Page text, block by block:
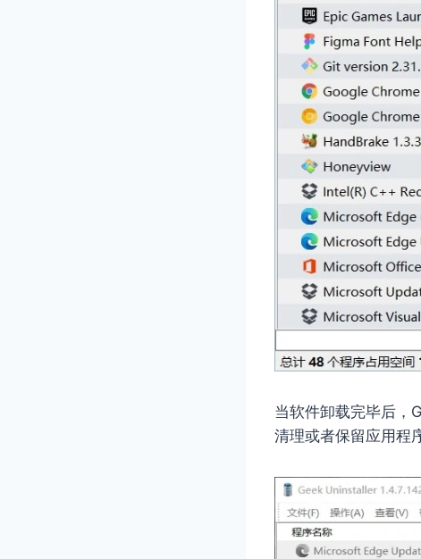
当软件卸载完毕后，
清理或者保留应用程